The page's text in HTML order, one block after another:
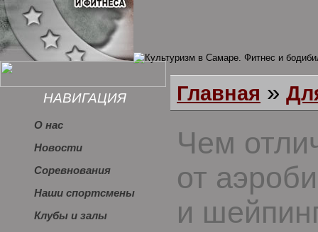
НАВИГАЦИЯ
О нас
Новости
Соревнования
Наши спортсмены
Клубы и залы
Главная »
Чем
от
и